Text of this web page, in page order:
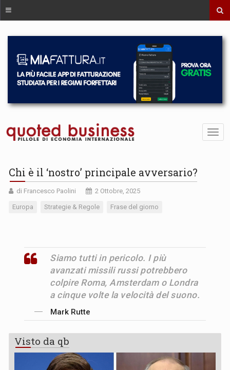
Chi è il ‘nostro’ principale avversario?
di Francesco Paolini 2 Ottobre, 2025
Europa Strategie & Regole Frase del giorno
Siamo tutti in pericolo. I più
avanzati missili russi potrebbero
colpire Roma, Amsterdam o Londra
a cinque volte la velocità del suono.
Mark Rutte
Visto da qb